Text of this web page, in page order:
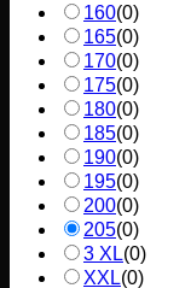
160(0)
165(0)
170(0)
175(0)
180(0)
185(0)
190(0)
195(0)
200(0)
205(0)
3 XL(0)
XXL(0)